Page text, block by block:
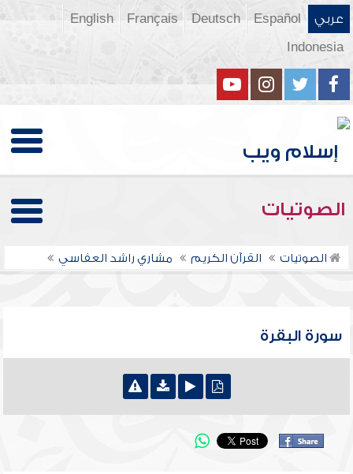
عربي Español
Deutsch
Français
English
Indonesia
الصوتيات
الصوتيات القرآن الكريم مشاري راشد العفاسي
سورة البقرة